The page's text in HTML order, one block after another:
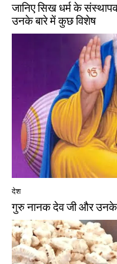
जानिए सिख धर्म के
उनके बारे में कुछ विशेष
देश
गुरु नानक देव जी और उनके